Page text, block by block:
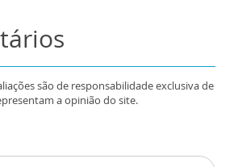
são de responsabilidade exclusiva de
a opinião do site.